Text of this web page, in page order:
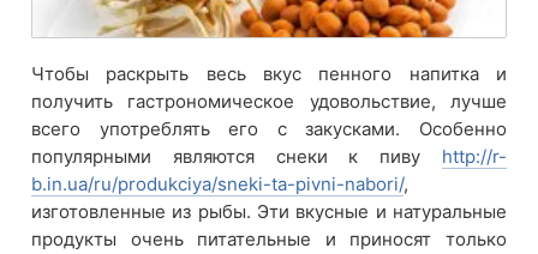
Чтобы раскрыть весь вкус пенного напитка и
получить гастрономическое удовольствие, лучше
всего употреблять его с закусками. Особенно
популярными являются снеки к пиву http://r-
b.in.ua/ru/produkciya/sneki-ta-pivni-nabori/,
изготовленные из рыбы. Эти вкусные и натуральные
продукты очень питательные и приносят только